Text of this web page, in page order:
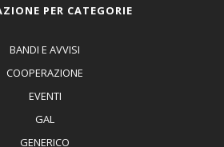
PER CATEGORIE
BANDI E AVVISI
COOPERAZIONE
EVENTI
GAL
GENERICO